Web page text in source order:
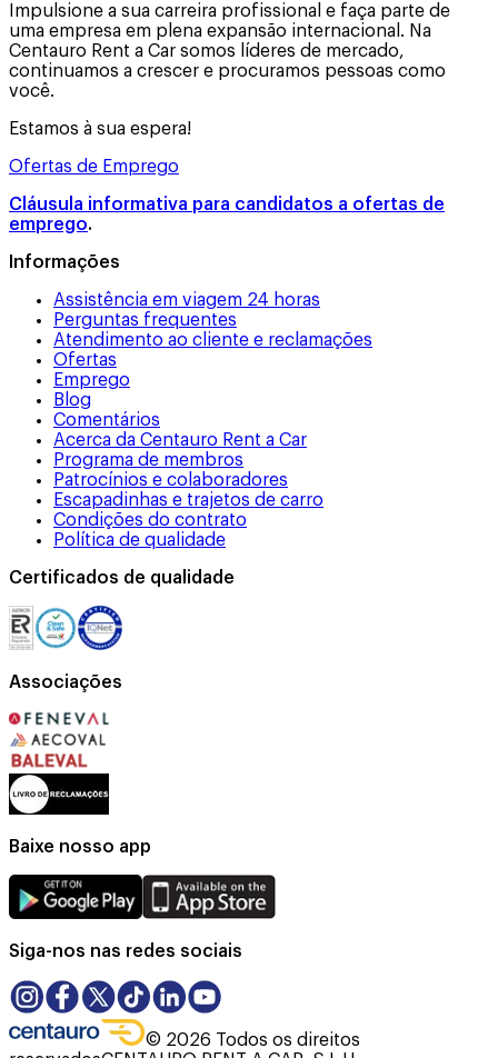
Impulsione a sua carreira profissional e faça parte de
uma empresa em plena expansão internacional. Na
Centauro Rent a Car somos líderes de mercado,
continuamos a crescer e procuramos pessoas como
você.
Estamos à sua espera!
Ofertas de Emprego
Cláusula informativa para candidatos a ofertas de
emprego.
Informações
Assistência em viagem 24 horas
Perguntas frequentes
Atendimento ao cliente e reclamações
Ofertas
Emprego
Blog
Comentários
Acerca da Centauro Rent a Car
Programa de membros
Patrocínios e colaboradores
Escapadinhas e trajetos de carro
Condições do contrato
Política de qualidade
Certificados de qualidade
Associações
Baixe nosso app
Siga-nos nas redes sociais
© 2026 Todos os direitos